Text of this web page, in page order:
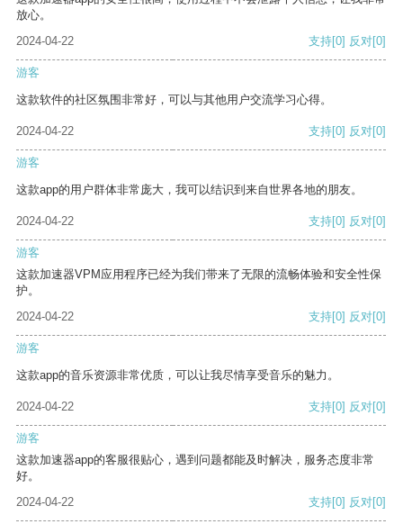
放心。
2024-04-22
支持[0] 反对[0]
游客
这款软件的社区氛围非常好，可以与其他用户交流学习心得。
2024-04-22 支持[0] 反对[0]
游客
这款app的用户群体非常庞大，我可以结识到来自世界各地的朋友。
2024-04-22 支持[0] 反对[0]
游客
这款加速器VPM应用程序已经为我们带来了无限的流畅体验和安全性保
护。
2024-04-22
支持[0] 反对[0]
游客
这款app的音乐资源非常优质，可以让我尽情享受音乐的魅力。
2024-04-22 支持[0] 反对[0]
游客
这款加速器app的客服很贴心，遇到问题都能及时解决，服务态度非常
好。
2024-04-22
支持[0] 反对[0]